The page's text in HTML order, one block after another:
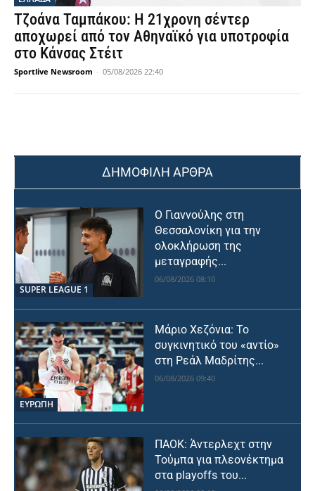
Τζοάνα Ταμπάκου: Η 21χρονη σέντερ
αποχωρεί από τον Αθηναϊκό για υποτροφία
στο Κάνσας Στέιτ
Sportlive Newsroom - 05/08/2026 22:40
ΔΗΜΟΦΙΛΗ ΑΡΘΡΑ
SUPER LEAGUE 1
Ο Γιαννούλης στη
Θεσσαλονίκη για την
ολοκλήρωση της
μεταγραφής...
06/08/2026 08:10
ΕΥΡΩΠΗ
Μάριο Χεζόνια: Το
συγκινητικό του «αντίο»
στη Ρεάλ Μαδρίτης...
06/08/2026 09:40
ΠΑΟΚ: Άντερλεχτ στην
Τούμπα για πλεονέκτημα
στα playoffs του...